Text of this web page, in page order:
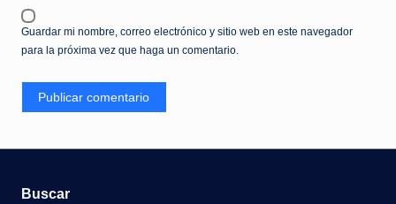
Guardar mi nombre, correo electrónico y sitio web en este navegador
para la próxima vez que haga un comentario.
Buscar